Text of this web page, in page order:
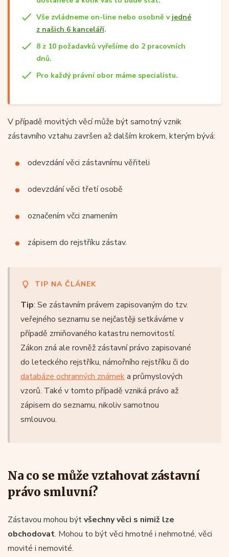
Vše zvládneme on-line nebo osobně v jedné
z našich 6 kanceláří.
8 z 10 požadavků vyřešíme do 2 pracovních
dnů.
Pro každý právní obor máme specialistu.
V případě movitých věcí může být samotný vznik
zástavního vztahu završen až dalším krokem, kterým bývá:
odevzdání věci zástavnímu věřiteli
odevzdání věci třetí osobě
označením včci znamením
zápisem do rejstříku zástav.
TIP NA ČLÁNEK
Tip: Se zástavním právem zapisovaným do tzv.
veřejného seznamu se nejčastěji setkáváme v
případě zmiňovaného katastru nemovitostí.
Zákon zná ale rovněž zástavní právo zapisované
do leteckého rejstříku, námořního rejstříku či do
databáze ochranných známeka průmyslových
vzorů. Také v tomto případě vzniká právo až
zápisem do seznamu, nikoliv samotnou
smlouvou.
Na co se může vztahovat zástavní
právo smluvní?
Zástavou mohou býtvšechny věci s nimiž lze
obchodovat. Mohou to být věci hmotné i nehmotné, věci
movité i nemovité.